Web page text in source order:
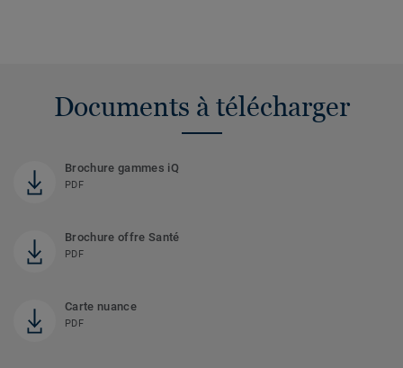
Documents à télécharger
Brochure gammes iQ
PDF
Brochure offre Santé
PDF
Carte nuance
PDF